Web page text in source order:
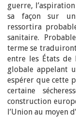
guerre,
sa façon sur
ressortira
sanitaire.
terme se
entre les États de
globale appelant
espérer que cette
certaine
construction
l’Union au moyen